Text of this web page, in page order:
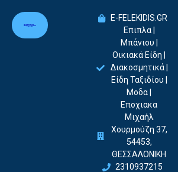
E-FELEKIDIS.GR
Επιπλα |
Μπάνιου |
Οικιακά Είδη |
Διακοσμητικά |
Είδη Ταξιδίου |
Μοδα |
Εποχιακα
Μιχαήλ
Χουρμούζη 37,
54453,
ΘΕΣΣΑΛΟΝΙΚΗ
2310937215